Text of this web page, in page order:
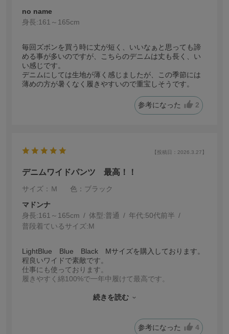
no name
身長:161～165cm
毎回ズボンを買う時に丈が短く、いいなぁと思っても諦
める事が多いのですが、こちらのデニムは丈も長く、い
い感じです。
デニムにしては生地が薄く感じましたが、この季節には
薄めの方が暑くなく履きやすいので重宝しそうです。
参考になった 2
【投稿日：2026.3.27】
デニムワイドパンツ 最高！！
サイズ：Ｍ
色：ブラック
マドンナ
身長:161～165cm 体型:普通 年代:50代前半
普段着ているサイズ:M
LightBlue Blue Black Mサイズを購入しております。
程良いワイドで素敵です。
仕事にも使っております。
履きやすく綿100%で一年中履けて最高です。
これからも カラバリ増やしてずっと定番でお願いしま
続きを読む
参考になった 4